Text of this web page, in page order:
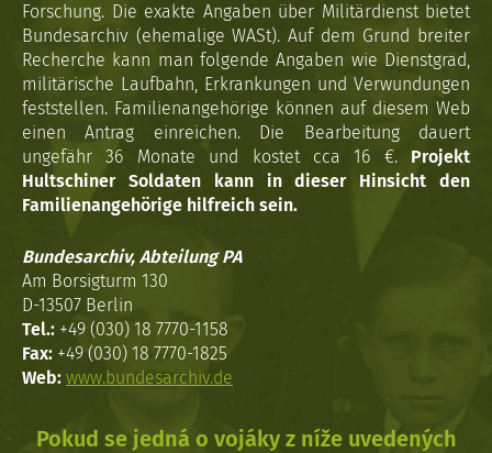
Forschung. Die exakte Angaben über Militärdienst bietet
Bundesarchiv (ehemalige WASt). Auf dem Grund breiter
Recherche kann man folgende Angaben wie Dienstgrad,
militärische Laufbahn, Erkrankungen und Verwundungen
feststellen. Familienangehörige können auf diesem Web
einen Antrag einreichen. Die Bearbeitung dauert
ungefähr 36 Monate und kostet cca 16 €. Projekt
Hultschiner Soldaten kann in dieser Hinsicht den
Familienangehörige hilfreich sein.
Bundesarchiv, Abteilung PA
Am Borsigturm 130
D-13507 Berlin
Tel.: +49 (030) 18 7770-1158
Fax: +49 (030) 18 7770-1825
Web: www.bundesarchiv.de
Pokud se jedná o vojáky z níže uvedených